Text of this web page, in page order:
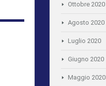
Ottobre 2020
Agosto 2020
Luglio 2020
Giugno 2020
Maggio 2020